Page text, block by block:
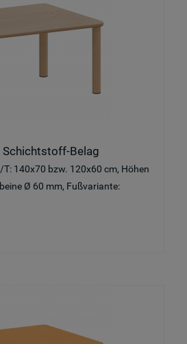
Schichtstoff-Belag
140x70 bzw. 120x60 cm, Höhen
Ø 60 mm, Fußvariante: